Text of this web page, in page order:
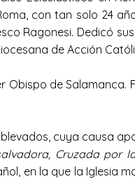
con tan solo 24
Ragonesi. Dedicó
de Acción
Obispo de Salamanca.
cuya causa
Cruzada por
en la que la Iglesia